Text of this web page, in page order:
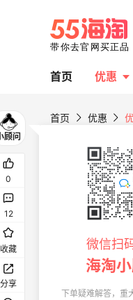
首页 优惠
首页 优惠
0
12
收藏
分享
微信扫
海淘
下单疑难解答，重